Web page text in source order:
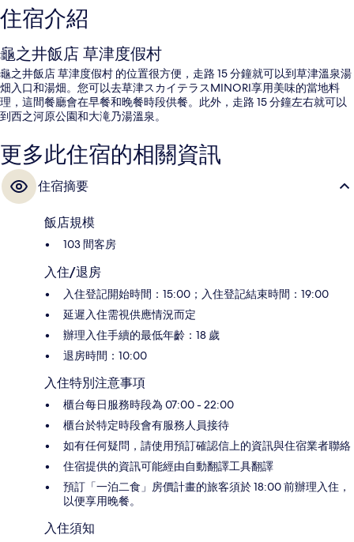
住宿介紹
龜之井飯店 草津度假村
龜之井飯店 草津度假村 的位置很方便，走路 15 分鐘就可以到草津溫泉湯
畑入口和湯畑。您可以去草津スカイテラスMINORI享用美味的當地料
理，這間餐廳會在早餐和晚餐時段供餐。此外，走路 15 分鐘左右就可以
到西之河原公園和大滝乃湯溫泉。
更多此住宿的相關資訊
住宿摘要
飯店規模
103 間客房
入住/退房
入住登記開始時間：15:00；入住登記結束時間：19:00
延遲入住需視供應情況而定
辦理入住手續的最低年齡：18 歲
退房時間：10:00
入住特別注意事項
櫃台每日服務時段為 07:00 - 22:00
櫃台於特定時段會有服務人員接待
如有任何疑問，請使用預訂確認信上的資訊與住宿業者聯絡
住宿提供的資訊可能經由自動翻譯工具翻譯
預訂「一泊二食」房價計畫的旅客須於 18:00 前辦理入住，
以便享用晚餐。
入住須知